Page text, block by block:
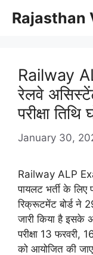
Rajasthan
Railway
रेलवे
परीक्षा
January 30,
Railway ALP
पायलट भर्ती के लिए
रिक्रूटमेंट बोर्ड ने
जारी किया है इसके
परीक्षा 13
को आयोजित की